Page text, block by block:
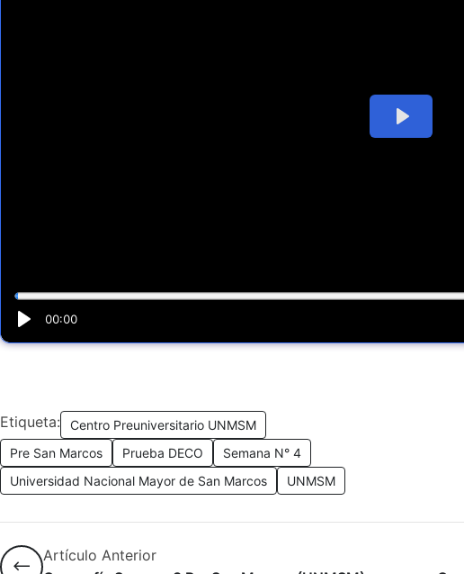
Etiqueta:
Centro Preuniversitario UNMSM
Pre San Marcos
Prueba DECO
Semana N° 4
Universidad Nacional Mayor de San Marcos
UNMSM
Artículo Anterior